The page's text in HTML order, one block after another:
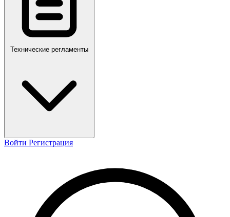
Технические регламенты
Войти Регистрация